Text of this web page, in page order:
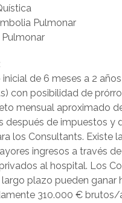
Pulmonar
Pulmonar
de 6 meses a 2
con posibilidad de
mensual aproximado
después de impuestos y
los Consultants. Existe
ingresos a través
al hospital. Los
plazo pueden ganar
310.000 € brutos/